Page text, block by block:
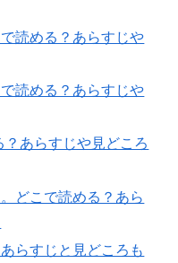
読める？あらすじや
読める？あらすじや
あらすじや見どころ
どこで読める？あら
らすじと見どころも